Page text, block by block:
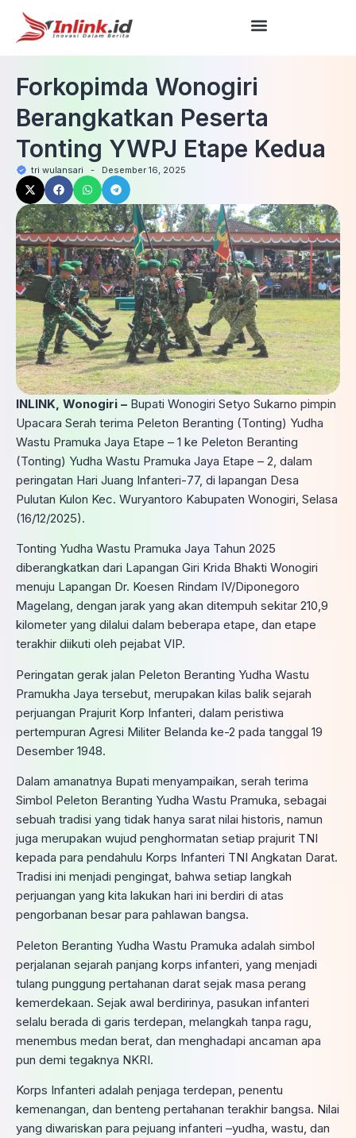
Forkopimda Wonogiri
Berangkatkan Peserta
Tonting YWPJ Etape Kedua
tri wulansari - Desember 16, 2025
INLINK, Wonogiri – Bupati Wonogiri Setyo Sukarno pimpin
Upacara Serah terima Peleton Beranting (Tonting) Yudha
Wastu Pramuka Jaya Etape – 1 ke Peleton Beranting
(Tonting) Yudha Wastu Pramuka Jaya Etape – 2, dalam
peringatan Hari Juang Infanteri-77, di lapangan Desa
Pulutan Kulon Kec. Wuryantoro Kabupaten Wonogiri, Selasa
(16/12/2025).
Tonting Yudha Wastu Pramuka Jaya Tahun 2025
diberangkatkan dari Lapangan Giri Krida Bhakti Wonogiri
menuju Lapangan Dr. Koesen Rindam IV/Diponegoro
Magelang, dengan jarak yang akan ditempuh sekitar 210,9
kilometer yang dilalui dalam beberapa etape, dan etape
terakhir diikuti oleh pejabat VIP.
Peringatan gerak jalan Peleton Beranting Yudha Wastu
Pramukha Jaya tersebut, merupakan kilas balik sejarah
perjuangan Prajurit Korp Infanteri, dalam peristiwa
pertempuran Agresi Militer Belanda ke-2 pada tanggal 19
Desember 1948.
Dalam amanatnya Bupati menyampaikan, serah terima
Simbol Peleton Beranting Yudha Wastu Pramuka, sebagai
sebuah tradisi yang tidak hanya sarat nilai historis, namun
juga merupakan wujud penghormatan setiap prajurit TNI
kepada para pendahulu Korps Infanteri TNI Angkatan Darat.
Tradisi ini menjadi pengingat, bahwa setiap langkah
perjuangan yang kita lakukan hari ini berdiri di atas
pengorbanan besar para pahlawan bangsa.
Peleton Beranting Yudha Wastu Pramuka adalah simbol
perjalanan sejarah panjang korps infanteri, yang menjadi
tulang punggung pertahanan darat sejak masa perang
kemerdekaan. Sejak awal berdirinya, pasukan infanteri
selalu berada di garis terdepan, melangkah tanpa ragu,
menembus medan berat, dan menghadapi ancaman apa
pun demi tegaknya NKRI.
Korps Infanteri adalah penjaga terdepan, penentu
kemenangan, dan benteng pertahanan terakhir bangsa. Nilai
yang diwariskan para pejuang infanteri –yudha, wastu, dan